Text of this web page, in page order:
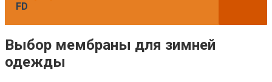
FD
Выбор мембраны для зимней
одежды